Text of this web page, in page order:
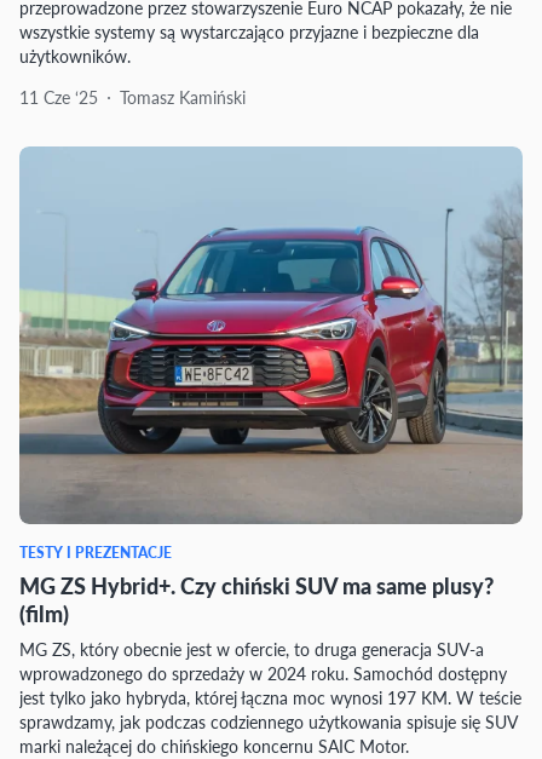
przeprowadzone przez stowarzyszenie Euro NCAP pokazały, że nie
wszystkie systemy są wystarczająco przyjazne i bezpieczne dla
użytkowników.
11 Cze ‘25
Tomasz Kamiński
TESTY I PREZENTACJE
MG ZS Hybrid+. Czy chiński SUV ma same plusy?
(film)
MG ZS, który obecnie jest w ofercie, to druga generacja SUV-a
wprowadzonego do sprzedaży w 2024 roku. Samochód dostępny
jest tylko jako hybryda, której łączna moc wynosi 197 KM. W teście
sprawdzamy, jak podczas codziennego użytkowania spisuje się SUV
marki należącej do chińskiego koncernu SAIC Motor.